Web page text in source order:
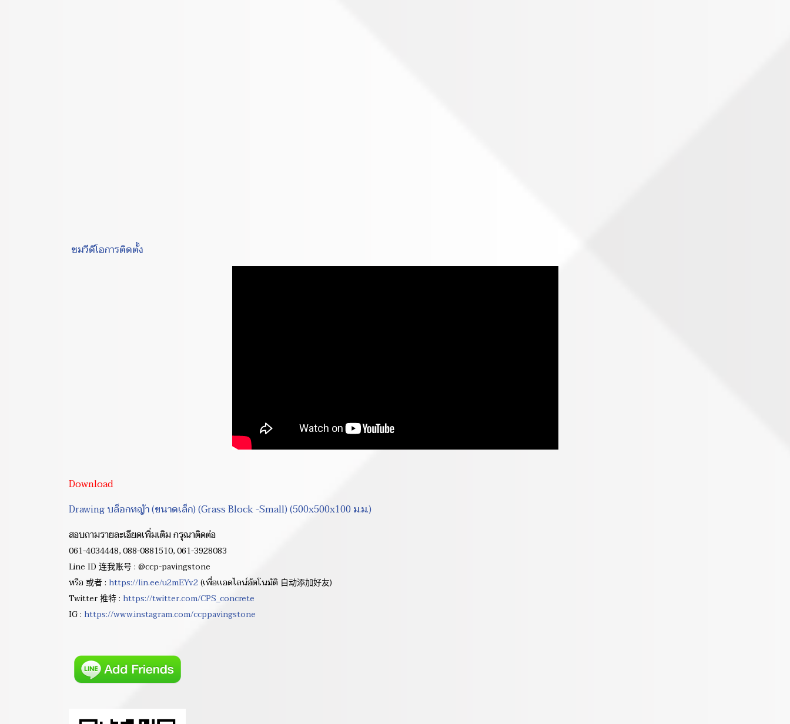
ชมวีดีโอการติดตั้ง
Download
Drawing บล็อกหญ้า (ขนาดเล็ก) (Grass Block -Small) (500x500x100 ม.ม.)
สอบถามรายละเอียดเพิ่มเติม กรุณาติดต่อ
061-4034448, 088-0881510, 061-3928083
Line ID 连我账号 : @ccp-pavingstone
หรือ 或者 : https://lin.ee/u2mEYv2(เพื่อเเอดไลน์อัตโนมัติ 自动添加好友)
Twitter 推特 : https://twitter.com/CPS_concrete
IG : https://www.instagram.com/ccppavingstone